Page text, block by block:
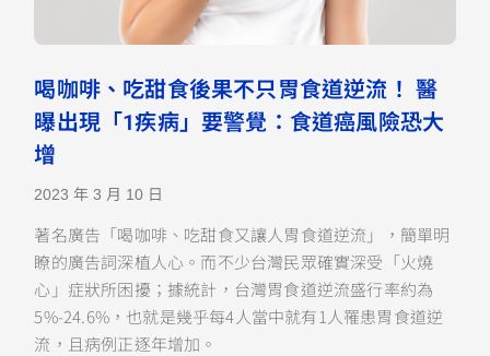
喝咖啡、吃甜食後果不只胃食道逆流！ 醫
曝出現「1疾病」要警覺：食道癌風險恐大
增
2023 年 3 月 10 日
著名廣告「喝咖啡、吃甜食又讓人胃食道逆流」，簡單明
瞭的廣告詞深植人心。而不少台灣民眾確實深受「火燒
心」症狀所困擾；據統計，台灣胃食道逆流盛行率約為
5%-24.6%，也就是幾乎每4人當中就有1人罹患胃食道逆
流，且病例正逐年增加。